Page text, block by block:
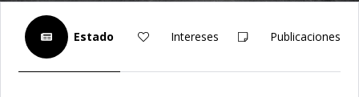
Estado Intereses Publicaciones